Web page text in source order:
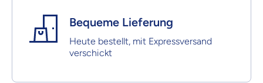
Bequeme Lieferung
Heute bestellt, mit Expressversand
verschickt